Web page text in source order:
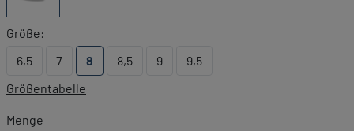
Größe:
6,5
7 8 8,5 9
9,5
Größentabelle
Menge